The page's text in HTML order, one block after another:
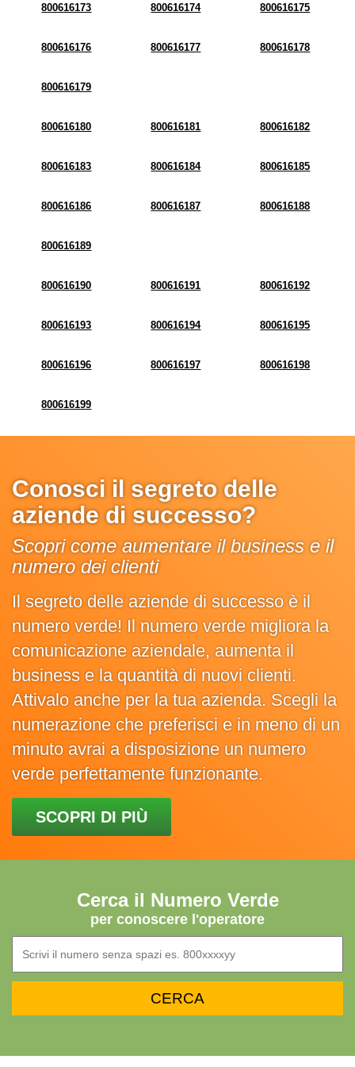
800616173 800616174 800616175
800616176 800616177 800616178
800616179
800616180 800616181 800616182
800616183 800616184 800616185
800616186 800616187 800616188
800616189
800616190 800616191 800616192
800616193 800616194 800616195
800616196 800616197 800616198
800616199
Conosci il segreto delle
aziende di successo?
Scopri come aumentare il business e il
numero dei clienti
Il segreto delle aziende di successo è il
numero verde! Il numero verde migliora la
comunicazione aziendale, aumenta il
business e la quantità di nuovi clienti.
Attivalo anche per la tua azienda. Scegli la
numerazione che preferisci e in meno di un
minuto avrai a disposizione un numero
verde perfettamente funzionante.
SCOPRI DI PIÙ
Cerca il Numero Verde
per conoscere l'operatore